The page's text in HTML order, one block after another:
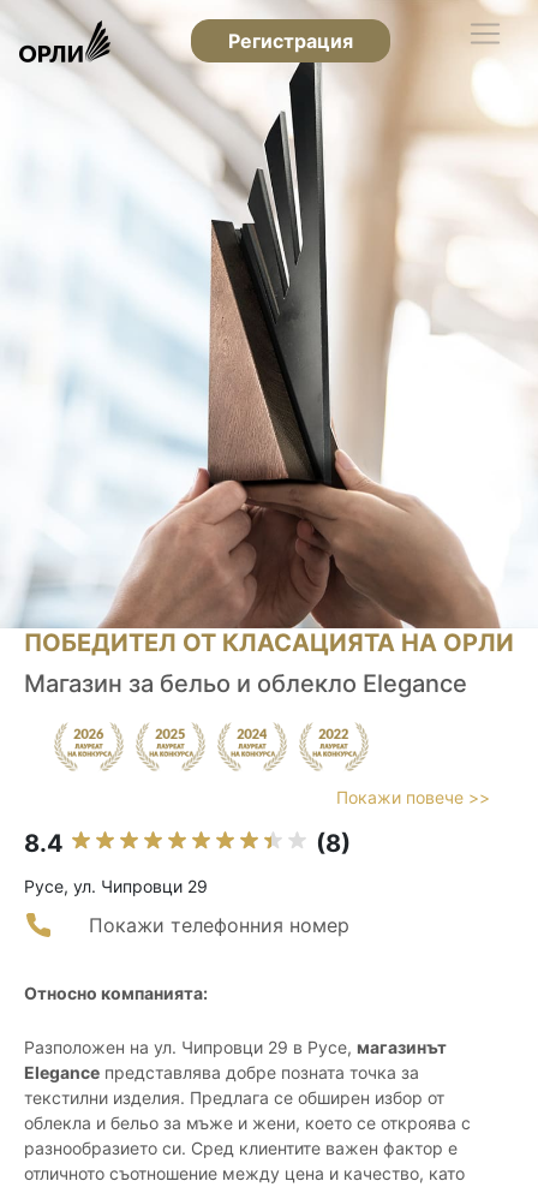
Регистрация
ПОБЕДИТЕЛ ОТ КЛАСАЦИЯТА НА ОРЛИ
Магазин за бельо и облекло Elegance
Покажи повече >>
8.4 (8)
Русе, ул. Чипровци 29
Покажи телефонния номер
Относно компанията:
Разположен на ул. Чипровци 29 в Русе, магазинът
Elegance представлява добре позната точка за
текстилни изделия. Предлага се обширен избор от
облекла и бельо за мъже и жени, което се откроява с
разнообразието си. Сред клиентите важен фактор е
отличното съотношение между цена и качество, като